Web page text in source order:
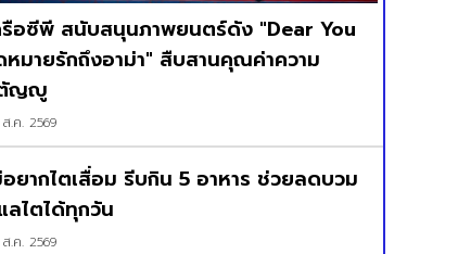
รือซีพี สนับสนุนภาพยนตร์ดัง "Dear You
หมายรักถึงอาม่า" สืบสานคุณค่าความ
ญญู
.ค. 2569
อยากไตเสื่อม รีบกิน 5 อาหาร ช่วยลดบวม
ลไตได้ทุกวัน
.ค. 2569